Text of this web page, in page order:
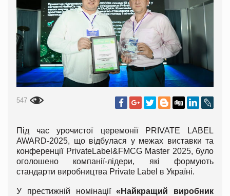
547
Під час урочистої церемонії PRIVATE LABEL
AWARD-2025, що відбулася у межах виставки та
конференції PrivateLabel&FMCG Master 2025, було
оголошено компанії-лідери, які формують
стандарти виробництва Private Label в Україні.
У престижній номінації«Найкращий виробник